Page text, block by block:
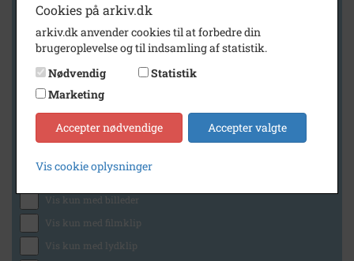
Arkiv
Odsherred Lokalarkiv
Generelt
Vis kun med billeder
Vis kun med filmklip
Vis kun med lydklip
Cookies på arkiv.dk
arkiv.dk anvender cookies til at forbedre din
brugeroplevelse og til indsamling af statistik.
Nødvendig
Statistik
Marketing
Accepter nødvendige Accepter valgte
Vis cookie oplysninger